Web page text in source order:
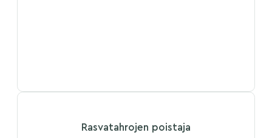
Rasvatahrojen poistaja